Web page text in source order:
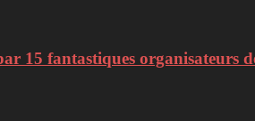
15 fantastiques organisateurs